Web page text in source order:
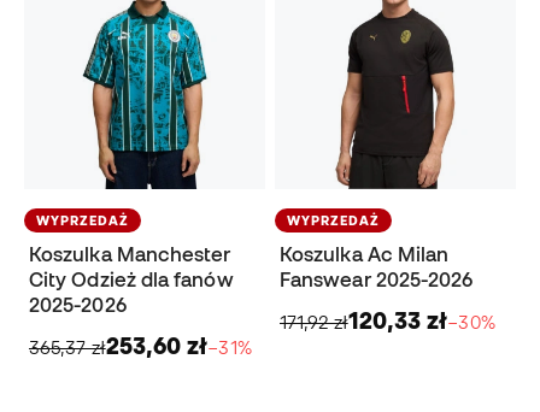
WYPRZEDAŻ
Koszulka Manchester
City Odzież dla fanów
2025-2026
365,37 zł253,60 zł−31%
WYPRZEDAŻ
Koszulka Ac Milan
Fanswear 2025-2026
171,92 zł120,33 zł−30%